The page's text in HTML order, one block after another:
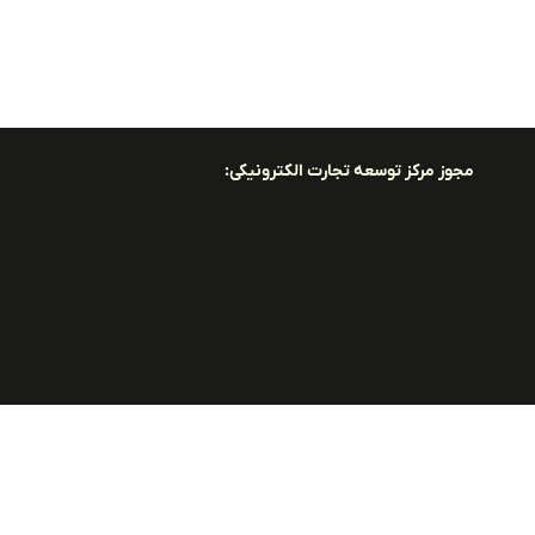
مجوز مرکز توسعه تجارت الکترونیکی: